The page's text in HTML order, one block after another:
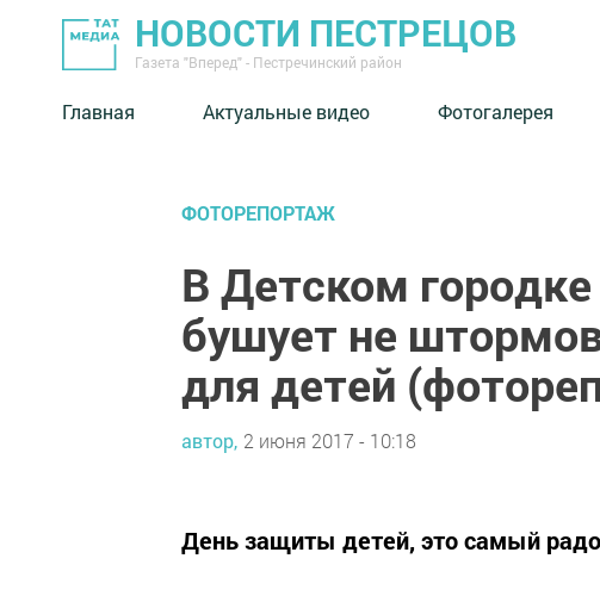
НОВОСТИ ПЕСТРЕЦОВ
Газета "Вперед" - Пестречинский район
Главная Актуальные видео Фотогалерея
ФОТОРЕПОРТАЖ
В Детском
бушует не
для детей
автор, 2 июня 2017 - 10:18
День защиты детей, это самый